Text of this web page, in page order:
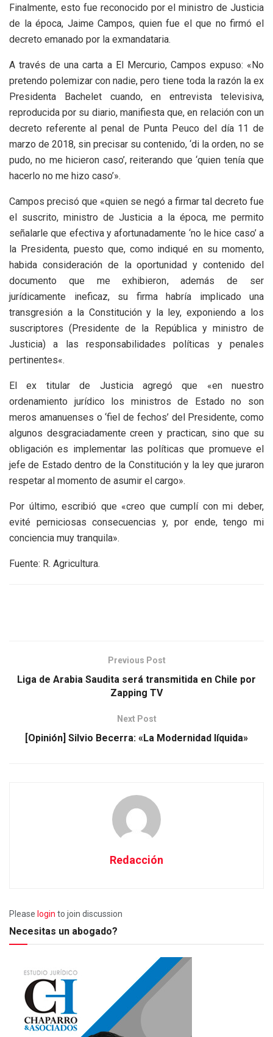
Finalmente, esto fue reconocido por el ministro de Justicia
de la época, Jaime Campos, quien fue el que no firmó el
decreto emanado por la exmandataria.
A través de una carta a El Mercurio, Campos expuso: «No
pretendo polemizar con nadie, pero tiene toda la razón la ex
Presidenta Bachelet cuando, en entrevista televisiva,
reproducida por su diario, manifiesta que, en relación con un
decreto referente al penal de Punta Peuco del día 11 de
marzo de 2018, sin precisar su contenido, ‘di la orden, no se
pudo, no me hicieron caso’, reiterando que ‘quien tenía que
hacerlo no me hizo caso’».
Campos precisó que «quien se negó a firmar tal decreto fue
el suscrito, ministro de Justicia a la época, me permito
señalarle que efectiva y afortunadamente ‘no le hice caso’ a
la Presidenta, puesto que, como indiqué en su momento,
habida consideración de la oportunidad y contenido del
documento que me exhibieron, además de ser
jurídicamente ineficaz, su firma habría implicado una
transgresión a la Constitución y la ley, exponiendo a los
suscriptores (Presidente de la República y ministro de
Justicia) a las responsabilidades políticas y penales
pertinentes«.
El ex titular de Justicia agregó que «en nuestro
ordenamiento jurídico los ministros de Estado no son
meros amanuenses o ‘fiel de fechos’ del Presidente, como
algunos desgraciadamente creen y practican, sino que su
obligación es implementar las políticas que promueve el
jefe de Estado dentro de la Constitución y la ley que juraron
respetar al momento de asumir el cargo».
Por último, escribió que «creo que cumplí con mi deber,
evité perniciosas consecuencias y, por ende, tengo mi
conciencia muy tranquila».
Fuente: R. Agricultura.
Previous Post
Liga de Arabia Saudita será transmitida en Chile por
Zapping TV
Next Post
[Opinión] Silvio Becerra: «La Modernidad líquida»
Redacción
Please login to join discussion
Necesitas un abogado?